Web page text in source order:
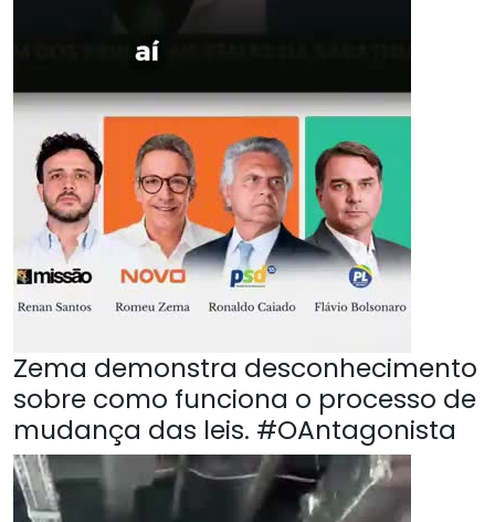
Zema demonstra desconhecimento
sobre como funciona o processo de
mudança das leis. #OAntagonista